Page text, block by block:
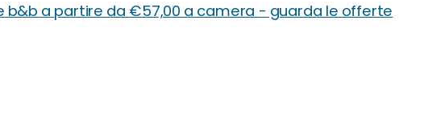
b&b a partire da €57,00 a camera - guarda le offerte